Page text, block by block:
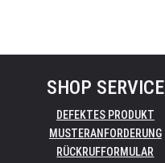
SHOP SERVICE
DEFEKTES PRODUKT
MUSTERANFORDERUNG
RÜCKRUFFORMULAR